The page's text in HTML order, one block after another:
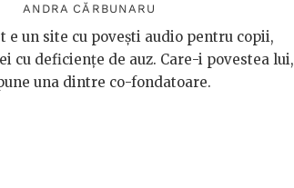
ANDRA CĂRBUNARU
e un site cu povești audio pentru copii,
cu deficiențe de auz. Care-i povestea lui,
una dintre co-fondatoare.